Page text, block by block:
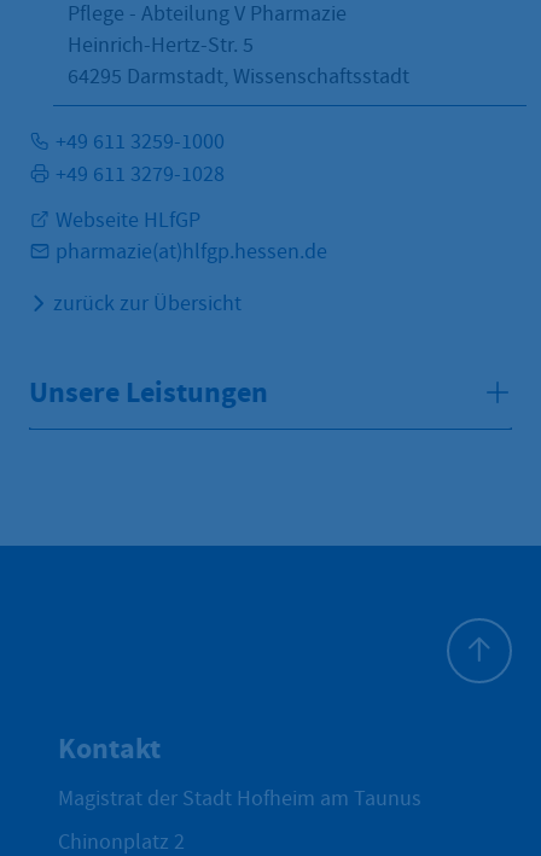
Pflege - Abteilung V Pharmazie
Heinrich-Hertz-Str. 5
64295 Darmstadt, Wissenschaftsstadt
+49 611 3259-1000
+49 611 3279-1028
Webseite HLfGP
pharmazie(at)hlfgp.hessen.de
zurück zur Übersicht
Unsere Leistungen
Kontakt
Magistrat der Stadt Hofheim am Taunus
Chinonplatz 2